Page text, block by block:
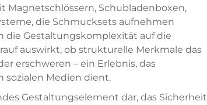
Magnetschlössern, Schubladenboxen,
die Schmucksets aufnehmen
die Gestaltungskomplexität auf die
auswirkt, ob strukturelle Merkmale das
erschweren – ein Erlebnis, das
Medien dient.
Gestaltungselement dar, das Sicherheit